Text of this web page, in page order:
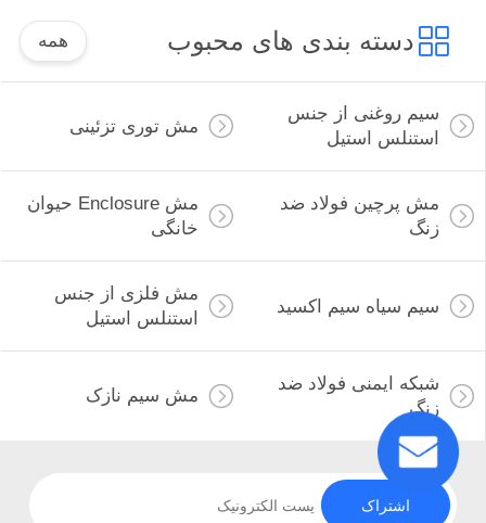
دسته بندی های محبوب همه
سیم روغنی از جنس
استنلس استیل
مش توری تزئینی
مش پرچین فولاد ضد
زنگ
مش Enclosure حیوان
خانگی
سیم سیاه سیم اکسید
مش فلزی از جنس
استنلس استیل
شبکه ایمنی فولاد ضد
زنگ
مش سیم نازک
اشتراک